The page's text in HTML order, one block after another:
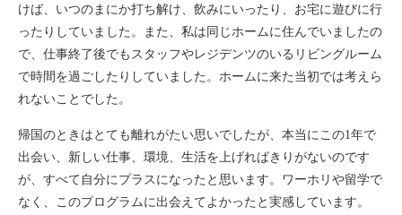
けば、いつのまにか打ち解け、飲みにいったり、お宅に遊びに行
ったりしていました。また、私は同じホームに住んでいましたの
で、仕事終了後でもスタッフやレジデンツのいるリビングルーム
で時間を過ごしたりしていました。ホームに来た当初では考えら
れないことでした。
帰国のときはとても離れがたい思いでしたが、本当にこの1年で
出会い、新しい仕事、環境、生活を上げればきりがないのです
が、すべて自分にプラスになったと思います。ワーホリや留学で
なく、このプログラムに出会えてよかったと実感しています。